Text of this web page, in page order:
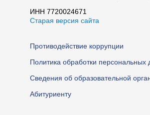
ИНН 7720024671
Старая версия сайта
Противодействие коррупции
Политика обработки персональных
Сведения об образовательной
Абитуриенту